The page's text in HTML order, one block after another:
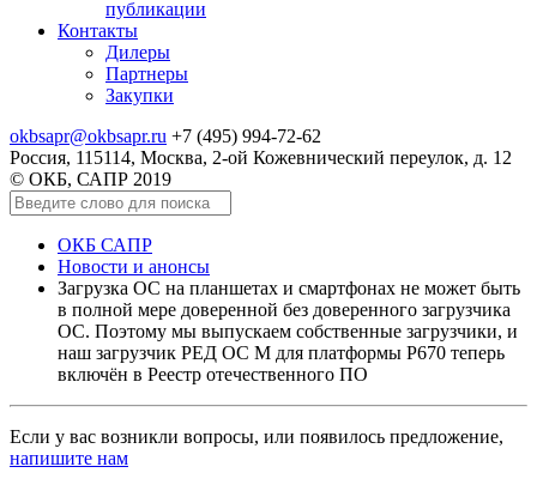
публикации
Контакты
Дилеры
Партнеры
Закупки
okbsapr@okbsapr.ru +7 (495) 994-72-62
Россия, 115114, Москва, 2-ой Кожевнический переулок, д. 12
© ОКБ, САПР 2019
ОКБ САПР
Новости и анонсы
Загрузка ОС на планшетах и смартфонах не может быть
в полной мере доверенной без доверенного загрузчика
ОС. Поэтому мы выпускаем собственные загрузчики, и
наш загрузчик РЕД ОС М для платформы P670 теперь
включён в Реестр отечественного ПО
Если у вас возникли вопросы, или появилось предложение,
напишите нам